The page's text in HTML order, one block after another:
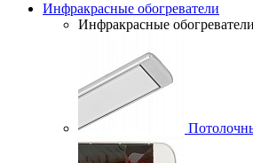
Инфракрасные обогреватели
Инфракрасные обогреватели